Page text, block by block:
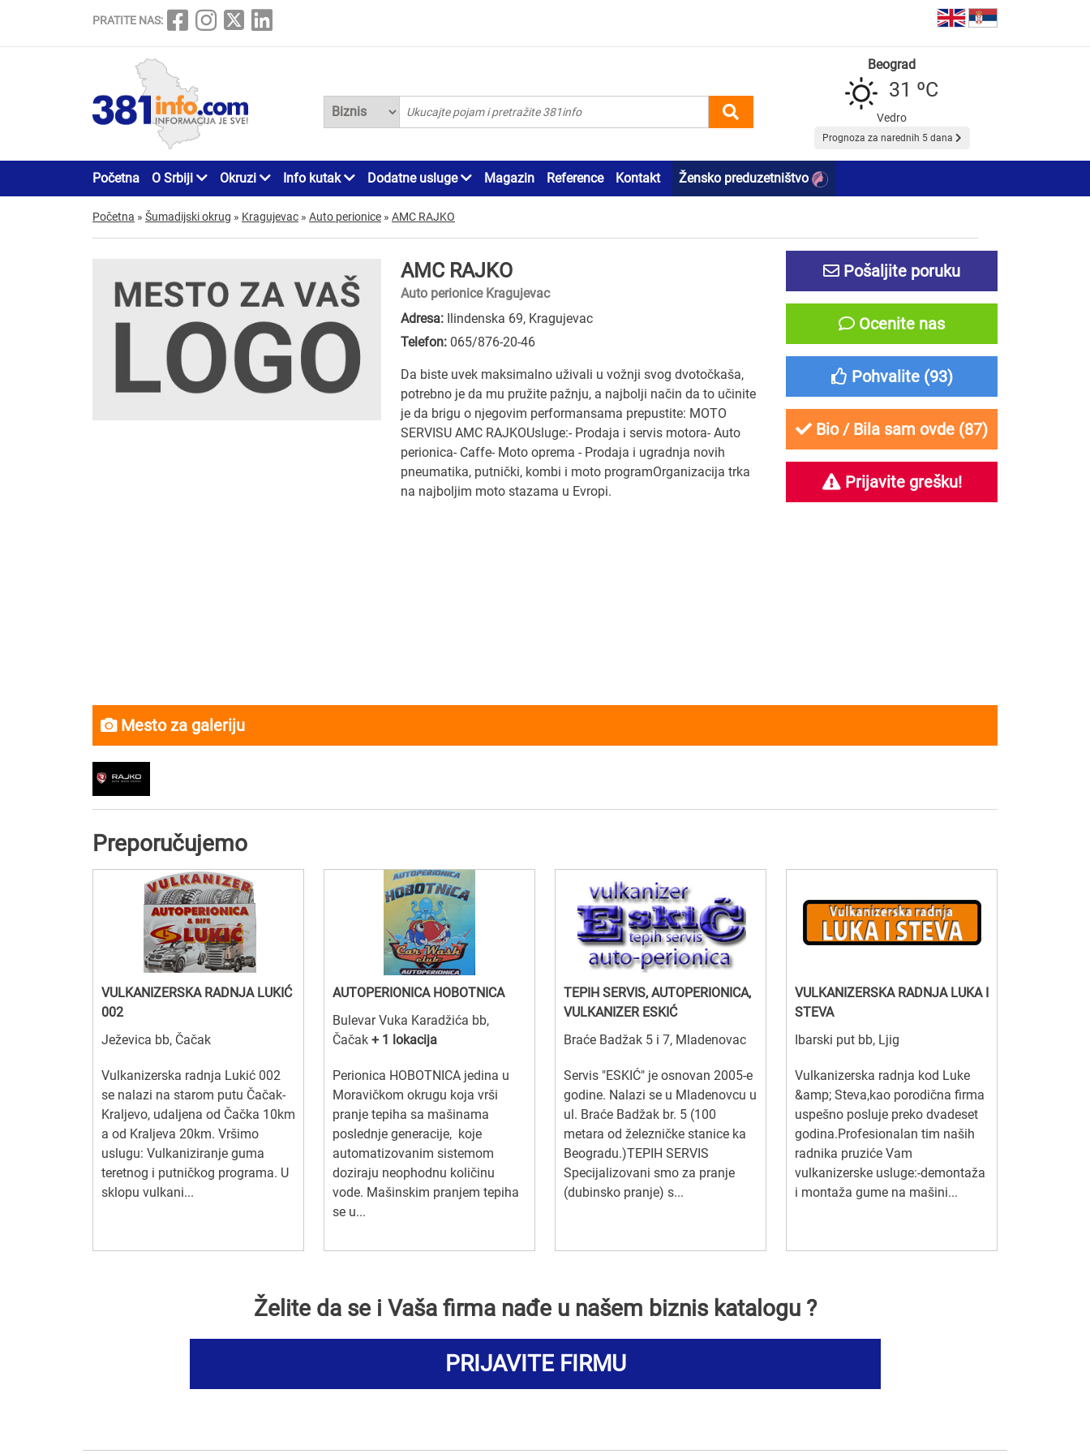
PRATITE NAS:
Beograd
31 ºC
Vedro
Prognoza za narednih 5 dana
Početna O Srbiji Okruzi Info kutak Dodatne usluge Magazin Reference Kontakt Žensko preduzetništvo
Početna » Šumadijski okrug » Kragujevac » Auto perionice » AMC RAJKO
AMC RAJKO
Auto perionice Kragujevac
Adresa: Ilindenska 69, Kragujevac
Telefon: 065/876-20-46
Da biste uvek maksimalno uživali u vožnji svog dvotočkaša,
potrebno je da mu pružite pažnju, a najbolji način da to učinite
je da brigu o njegovim performansama prepustite: MOTO
SERVISU AMC RAJKOUsluge:- Prodaja i servis motora- Auto
perionica- Caffe- Moto oprema - Prodaja i ugradnja novih
pneumatika, putnički, kombi i moto programOrganizacija trka
na najboljim moto stazama u Evropi.
Pošaljite poruku
Ocenite nas
Pohvalite (93)
Bio / Bila sam ovde (87)
Prijavite grešku!
Mesto za galeriju
Preporučujemo
VULKANIZERSKA RADNJA LUKIĆ
002
Ježevica bb, Čačak
Vulkanizerska radnja Lukić 002
se nalazi na starom putu Čačak-
Kraljevo, udaljena od Čačka 10km
a od Kraljeva 20km. Vršimo
uslugu: Vulkaniziranje guma
teretnog i putničkog programa. U
sklopu vulkani...
AUTOPERIONICA HOBOTNICA
Bulevar Vuka Karadžića bb,
Čačak + 1 lokacija
Perionica HOBOTNICA jedina u
Moravičkom okrugu koja vrši
pranje tepiha sa mašinama
poslednje generacije, koje
automatizovanim sistemom
doziraju neophodnu količinu
vode. Mašinskim pranjem tepiha
se u...
TEPIH SERVIS, AUTOPERIONICA,
VULKANIZER ESKIĆ
Braće Badžak 5 i 7, Mladenovac
Servis "ESKIĆ" je osnovan 2005-e
godine. Nalazi se u Mladenovcu u
ul. Braće Badžak br. 5 (100
metara od železničke stanice ka
Beogradu.)TEPIH SERVIS
Specijalizovani smo za pranje
(dubinsko pranje) s...
VULKANIZERSKA RADNJA LUKA I
STEVA
Ibarski put bb, Ljig
Vulkanizerska radnja kod Luke
&amp; Steva,kao porodična firma
uspešno posluje preko dvadeset
godina.Profesionalan tim naših
radnika pruziće Vam
vulkanizerske usluge:-demontaža
i montaža gume na mašini...
Želite da se i Vaša firma nađe u našem biznis katalogu ?
PRIJAVITE FIRMU